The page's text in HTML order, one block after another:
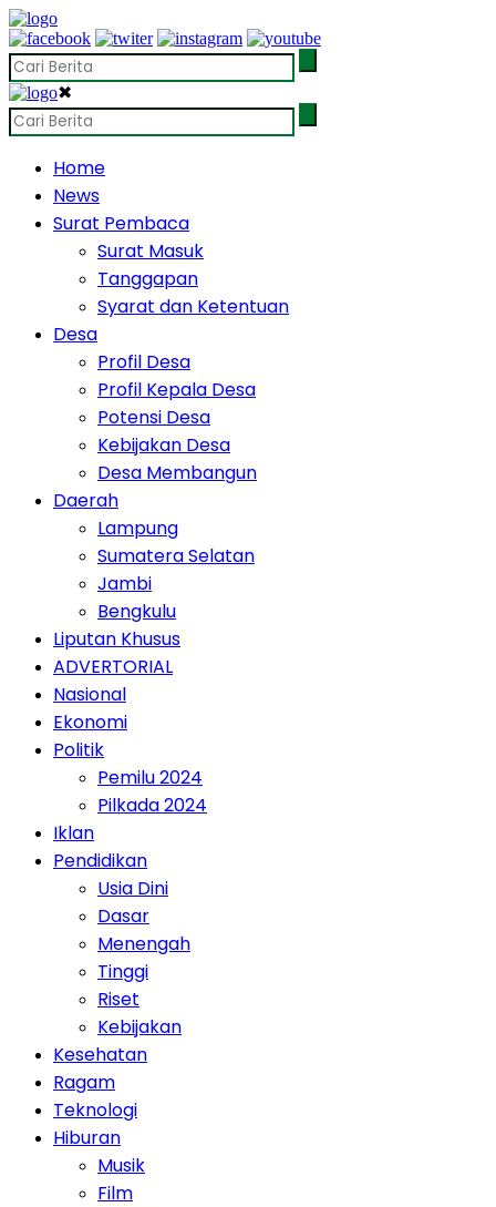
✖
Home
News
Surat Pembaca
Surat Masuk
Tanggapan
Syarat dan Ketentuan
Desa
Profil Desa
Profil Kepala Desa
Potensi Desa
Kebijakan Desa
Desa Membangun
Daerah
Lampung
Sumatera Selatan
Jambi
Bengkulu
Liputan Khusus
ADVERTORIAL
Nasional
Ekonomi
Politik
Pemilu 2024
Pilkada 2024
Iklan
Pendidikan
Usia Dini
Dasar
Menengah
Tinggi
Riset
Kebijakan
Kesehatan
Ragam
Teknologi
Hiburan
Musik
Film